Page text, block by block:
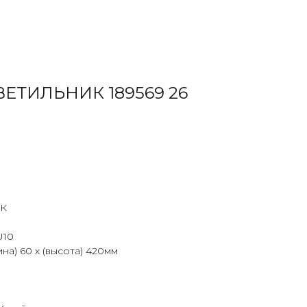
189569 26
60 х (высота) 420мм